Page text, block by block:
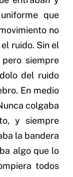
que
no
ruido. Sin el
siempre
del ruido
En medio
colgaba
y siempre
la bandera
algo que lo
todos